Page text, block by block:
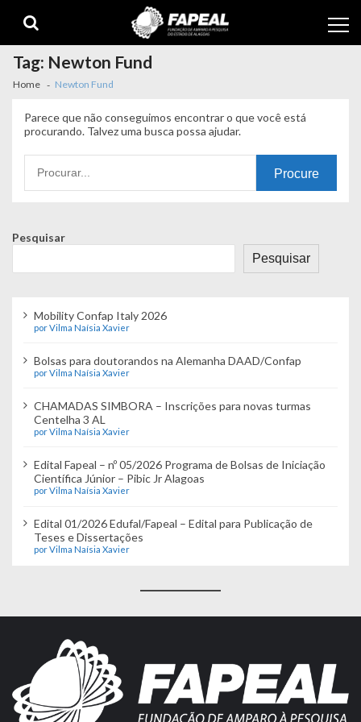
navigation
content
Tag: Newton Fund
Home Newton Fund
Parece que não conseguimos encontrar o que você está
procurando. Talvez uma busca possa ajudar.
por:
Pesquisar
Pesquisar
Mobility Confap Italy 2026
por Vilma Naísia Xavier
Bolsas para doutorandos na Alemanha DAAD/Confap
por Vilma Naísia Xavier
CHAMADAS SIMBORA – Inscrições para novas turmas
Centelha 3 AL
por Vilma Naísia Xavier
Edital Fapeal – nº 05/2026 Programa de Bolsas de Iniciação
Científica Júnior – Pibic Jr Alagoas
por Vilma Naísia Xavier
Edital 01/2026 Edufal/Fapeal – Edital para Publicação de
Teses e Dissertações
por Vilma Naísia Xavier